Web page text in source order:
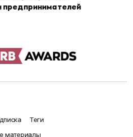
предпринимателей
Теги
материалы